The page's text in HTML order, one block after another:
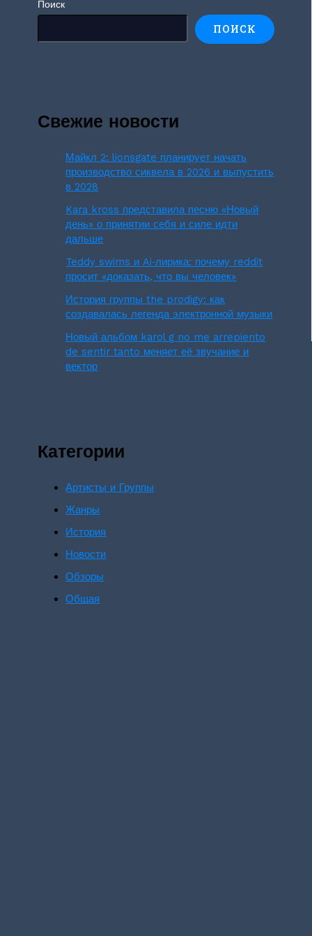
Поиск
ПОИСК
Свежие новости
Майкл 2: lionsgate планирует начать
производство сиквела в 2026 и выпустить
в 2028
Kara kross представила песню «Новый
день» о принятии себя и силе идти
дальше
Teddy swims и Ai‑лирика: почему reddit
просит «доказать, что вы человек»
История группы the prodigy: как
создавалась легенда электронной музыки
Новый альбом karol g no me arrepiento
de sentir tanto меняет её звучание и
вектор
Категории
Артисты и Группы
Жанры
История
Новости
Обзоры
Общая